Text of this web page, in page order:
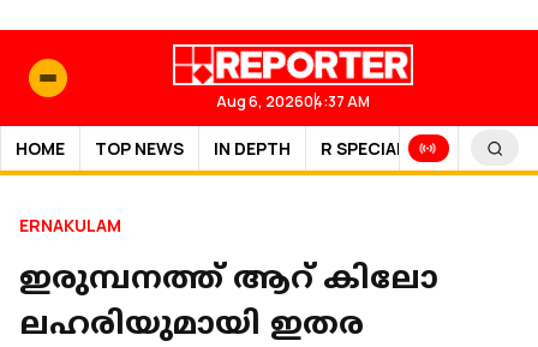
Aug 6, 202604:37 AM
HOME TOP NEWS IN DEPTH R SPECIAL SPORTS
ERNAKULAM
ഇരുമ്പനത്ത് ആറ് കിലോ
ലഹരിയുമായി ഇതര